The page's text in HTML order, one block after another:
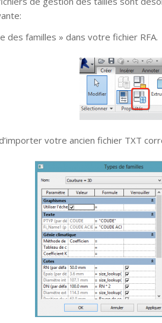
des familles » dans votre fichier RFA.
votre ancien fichier TXT